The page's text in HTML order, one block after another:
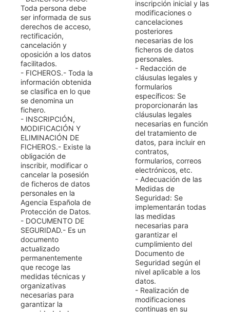
Toda persona debe
ser informada de sus
derechos de acceso,
rectificación,
cancelación y
oposición a los datos
facilitados.
- FICHEROS.- Toda la
información obtenida
se clasifica en lo que
se denomina un
fichero.
- INSCRIPCIÓN,
MODIFICACIÓN Y
ELIMINACIÓN DE
FICHEROS.- Existe la
obligación de
inscribir, modificar o
cancelar la posesión
de ficheros de datos
personales en la
Agencia Española de
Protección de Datos.
- DOCUMENTO DE
SEGURIDAD.- Es un
documento
actualizado
permanentemente
que recoge las
medidas técnicas y
organizativas
necesarias para
garantizar la
inscripción inicial y las
modificaciones o
cancelaciones
posteriores
necesarias de los
ficheros de datos
personales.
- Redacción de
cláusulas legales y
formularios
específicos: Se
proporcionarán las
cláusulas legales
necesarias en función
del tratamiento de
datos, para incluir en
contratos,
formularios, correos
electrónicos, etc.
- Adecuación de las
Medidas de
Seguridad: Se
implementarán todas
las medidas
necesarias para
garantizar el
cumplimiento del
Documento de
Seguridad según el
nivel aplicable a los
datos.
- Realización de
modificaciones
continuas en su